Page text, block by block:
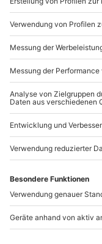
Artikelnummer:61472
Andere
Feng Shui
Köln